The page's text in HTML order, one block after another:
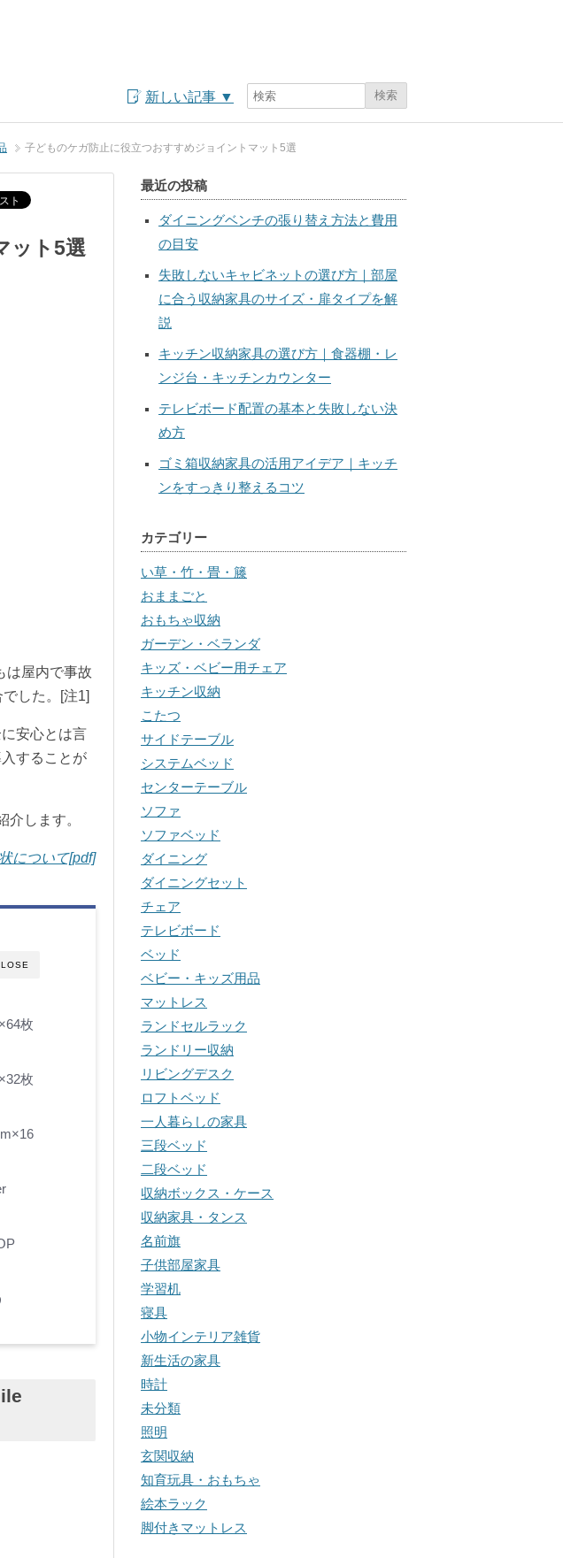
新しい記事 ▼
検索
子どものケガ防止に役立つおすすめジョイントマット5選
ット5選
は屋内で事故
した。[注1]
安心とは言
することが
します。
について[pdf]
枚
枚
最近の投稿
ダイニングベンチの張り替え方法と費用
の目安
失敗しないキャビネットの選び方｜部屋
に合う収納家具のサイズ・扉タイプを解
説
キッチン収納家具の選び方｜食器棚・レ
ンジ台・キッチンカウンター
テレビボード配置の基本と失敗しない決
め方
ゴミ箱収納家具の活用アイデア｜キッチ
ンをすっきり整えるコツ
カテゴリー
い草・竹・畳・籐
おままごと
おもちゃ収納
ガーデン・ベランダ
キッズ・ベビー用チェア
キッチン収納
こたつ
サイドテーブル
システムベッド
センターテーブル
ソファ
ソファベッド
ダイニング
ダイニングセット
チェア
テレビボード
ベッド
ベビー・キッズ用品
マットレス
ランドセルラック
ランドリー収納
リビングデスク
ロフトベッド
一人暮らしの家具
三段ベッド
二段ベッド
収納ボックス・ケース
収納家具・タンス
名前旗
子供部屋家具
学習机
寝具
小物インテリア雑貨
新生活の家具
時計
未分類
照明
玄関収納
知育玩具・おもちゃ
絵本ラック
脚付きマットレス